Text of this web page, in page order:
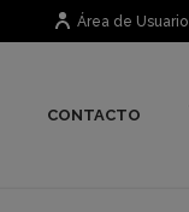
Área de Usuario
CONTACTO